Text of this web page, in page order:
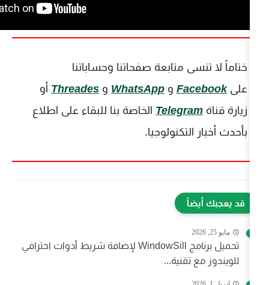
صفحاتنا وحساباتنا
وWhatsApp وThreadesأو
الخاصة بنا للبقاء على اطلاع
تحميل برنامج WindowSill لإضافة شريط أدوات احترافي